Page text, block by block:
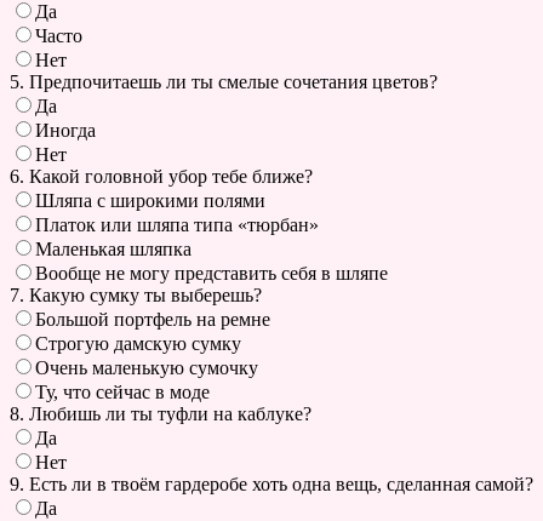
Да
Часто
Нет
5. Предпочитаешь ли ты смелые сочетания цветов?
Да
Иногда
Нет
6. Какой головной убор тебе ближе?
Шляпа с широкими полями
Платок или шляпа типа «тюрбан»
Маленькая шляпка
Вообще не могу представить себя в шляпе
7. Какую сумку ты выберешь?
Большой портфель на ремне
Строгую дамскую сумку
Очень маленькую сумочку
Ту, что сейчас в моде
8. Любишь ли ты туфли на каблуке?
Да
Нет
9. Есть ли в твоём гардеробе хоть одна вещь, сделанная самой?
Да